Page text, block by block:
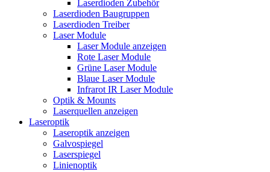
Laserdioden Zubehör
Laserdioden Baugruppen
Laserdioden Treiber
Laser Module
Laser Module anzeigen
Rote Laser Module
Grüne Laser Module
Blaue Laser Module
Infrarot IR Laser Module
Optik & Mounts
Laserquellen anzeigen
Laseroptik
Laseroptik anzeigen
Galvospiegel
Laserspiegel
Linienoptik